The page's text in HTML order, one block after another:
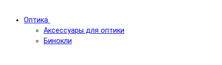
Оптика
Аксессуары для оптики
Бинокли